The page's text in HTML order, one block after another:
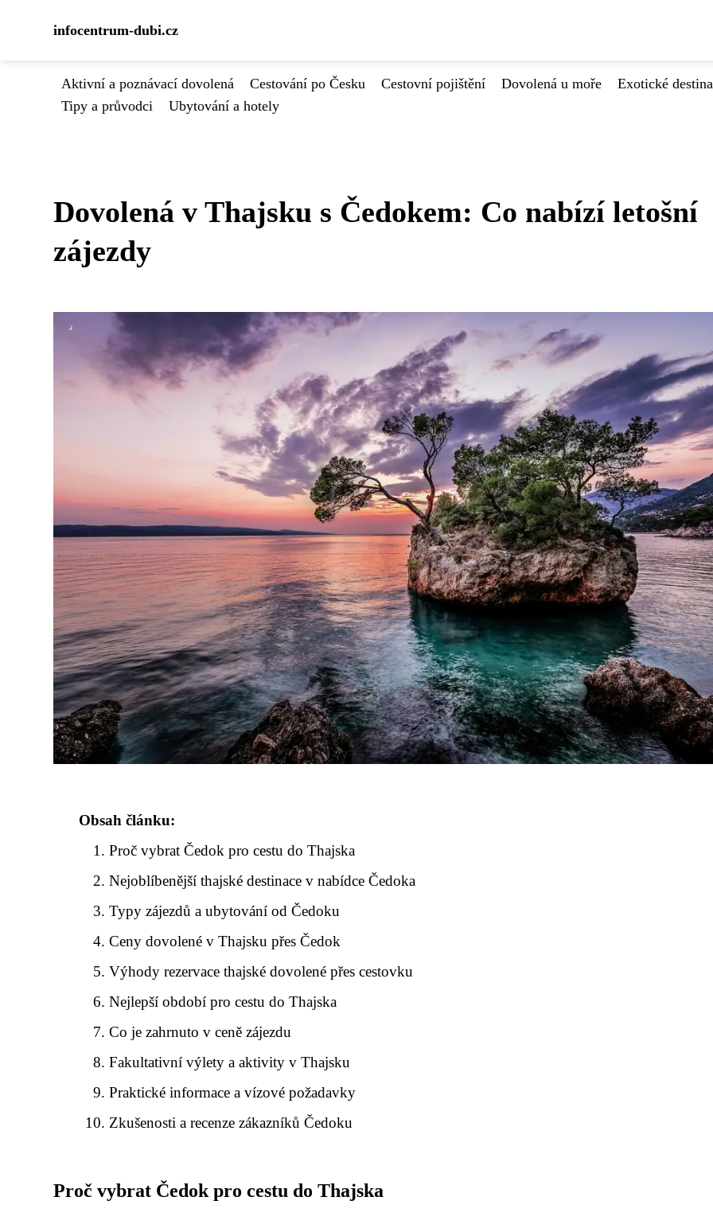
infocentrum-dubi.cz
Aktivní a poznávací dovolená Cestování po Česku Cestovní pojištění Dovolená u moře Exotické
Tipy a průvodci
Ubytování a hotely
Dovolená v Thajsku s Čedokem: Co nabízí letošní
zájezdy
Obsah článku:
Proč vybrat Čedok pro cestu do Thajska
Nejoblíbenější thajské destinace v nabídce Čedoka
Typy zájezdů a ubytování od Čedoku
Ceny dovolené v Thajsku přes Čedok
Výhody rezervace thajské dovolené přes cestovku
Nejlepší období pro cestu do Thajska
Co je zahrnuto v ceně zájezdu
Fakultativní výlety a aktivity v Thajsku
Praktické informace a vízové požadavky
Zkušenosti a recenze zákazníků Čedoku
Proč vybrat Čedok pro cestu do Thajska